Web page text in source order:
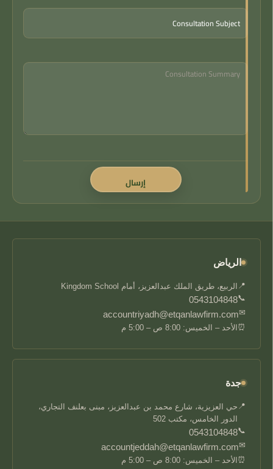
الرياض
📍 الربيع، طريق الملك عبدالعزيز، أمام Kingdom School
📞
0543104848
✉
accountriyadh@etqanlawfirm.com
⏰ الأحد – الخميس: 8:00 ص – 5:00 م
جدة
📍 حي العزيزية، شارع محمد بن عبدالعزيز، مبنى بعلنف التجاري،
الدور الخامس، مكتب 502
📞
0543104848
✉
accountjeddah@etqanlawfirm.com
⏰ الأحد – الخميس: 8:00 ص – 5:00 م